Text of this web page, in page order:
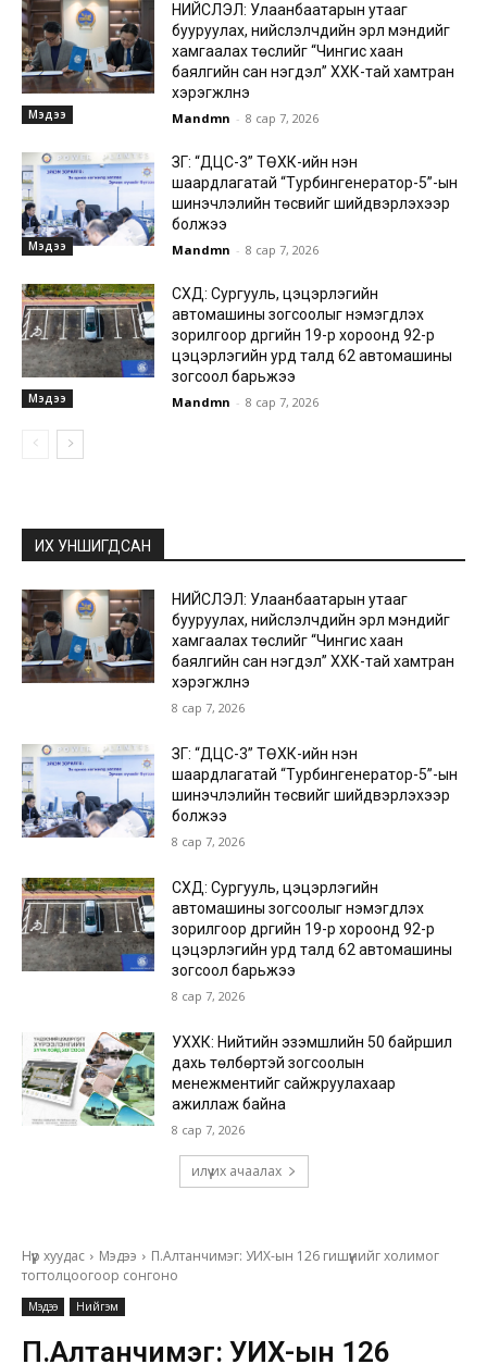
Мэдээ
НИЙСЛЭЛ: Улаанбаатарын утааг
бууруулах, нийслэлчүүдийн эрүүл мэндийг
хамгаалах төслийг “Чингис хаан
баялгийн сан нэгдэл” ХХК-тай хамтран
хэрэгжүүлнэ
Mandmn - 8 сар 7, 2026
Мэдээ
ЗГ: “ДЦС-3” ТӨХК-ийн нэн
шаардлагатай “Турбингенератор-5”-ын
шинэчлэлийн төсвийг шийдвэрлэхээр
болжээ
Mandmn - 8 сар 7, 2026
Мэдээ
СХД: Сургууль, цэцэрлэгийн
автомашины зогсоолыг нэмэгдүүлэх
зорилгоор дүүргийн 19-р хороонд 92-р
цэцэрлэгийн урд талд 62 автомашины
зогсоол барьжээ
Mandmn - 8 сар 7, 2026
ИХ УНШИГДСАН
НИЙСЛЭЛ: Улаанбаатарын утааг
бууруулах, нийслэлчүүдийн эрүүл мэндийг
хамгаалах төслийг “Чингис хаан
баялгийн сан нэгдэл” ХХК-тай хамтран
хэрэгжүүлнэ
8 сар 7, 2026
ЗГ: “ДЦС-3” ТӨХК-ийн нэн
шаардлагатай “Турбингенератор-5”-ын
шинэчлэлийн төсвийг шийдвэрлэхээр
болжээ
8 сар 7, 2026
СХД: Сургууль, цэцэрлэгийн
автомашины зогсоолыг нэмэгдүүлэх
зорилгоор дүүргийн 19-р хороонд 92-р
цэцэрлэгийн урд талд 62 автомашины
зогсоол барьжээ
8 сар 7, 2026
УХХК: Нийтийн эзэмшлийн 50 байршил
дахь төлбөртэй зогсоолын
менежментийг сайжруулахаар
ажиллаж байна
8 сар 7, 2026
илүү их ачаалах